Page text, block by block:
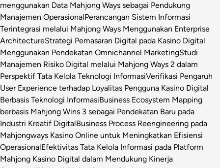
menggunakan Data Mahjong Ways sebagai Pendukung
Manajemen OperasionalPerancangan Sistem Informasi
Terintegrasi melalui Mahjong Ways Menggunakan Enterprise
ArchitectureStrategi Pemasaran Digital pada Kasino Digital
Menggunakan Pendekatan Omnichannel MarketingStudi
Manajemen Risiko Digital melalui Mahjong Ways 2 dalam
Perspektif Tata Kelola Teknologi InformasiVerifikasi Pengaruh
User Experience terhadap Loyalitas Pengguna Kasino Digital
Berbasis Teknologi InformasiBusiness Ecosystem Mapping
berbasis Mahjong Wins 3 sebagai Pendekatan Baru pada
Industri Kreatif DigitalBusiness Process Reengineering pada
Mahjongways Kasino Online untuk Meningkatkan Efisiensi
OperasionalEfektivitas Tata Kelola Informasi pada Platform
Mahjong Kasino Digital dalam Mendukung Kinerja